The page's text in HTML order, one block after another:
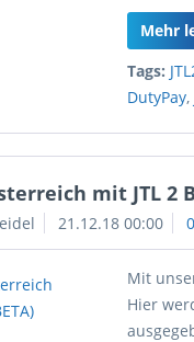
Mehr
Tags:
DutyPay,
mit JTL 2
21.12.18 00:00
Mit
Hier